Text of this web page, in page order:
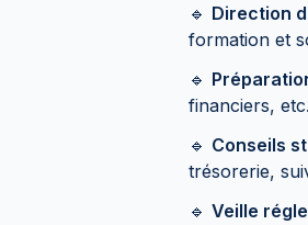
🔹 Direction
formation et
🔹
financiers,
🔹 Conseils
trésorerie,
🔹 Veille